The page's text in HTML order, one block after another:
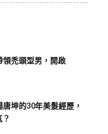
禿頭型男，開啟
坤的30年美髮經歷，